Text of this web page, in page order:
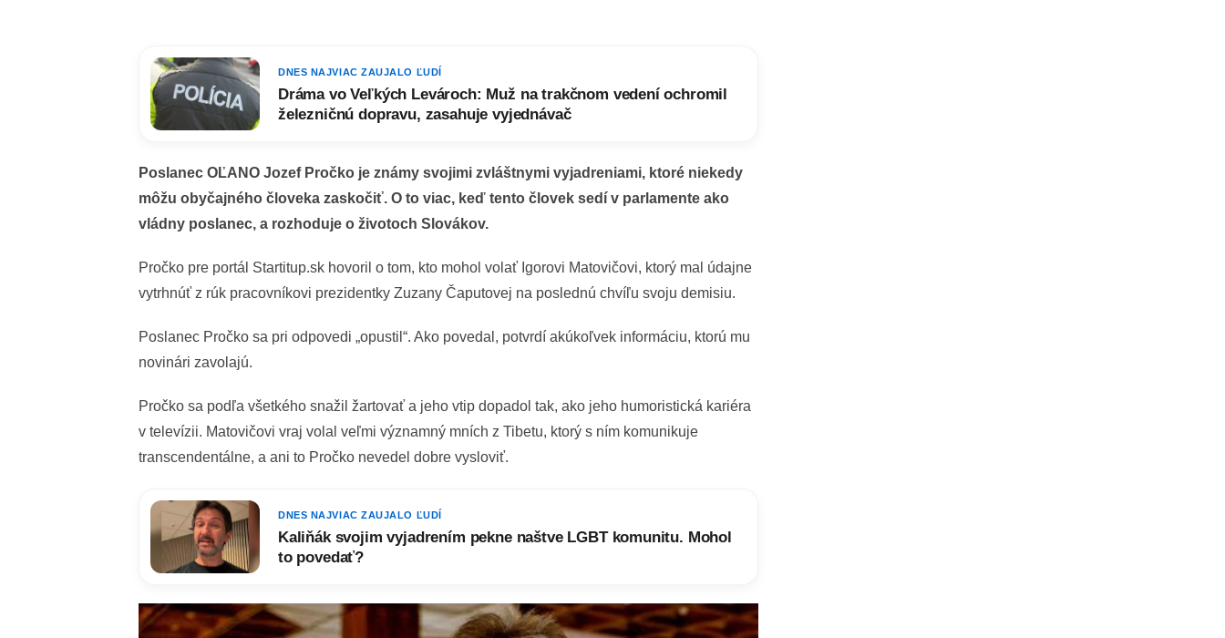
DNES NAJVIAC ZAUJALO ĽUDÍ
Dráma vo Veľkých Levároch: Muž na trakčnom vedení ochromil
železničnú dopravu, zasahuje vyjednávač
Poslanec OĽANO Jozef Pročko je známy svojimi zvláštnymi vyjadreniami, ktoré niekedy
môžu obyčajného človeka zaskočiť. O to viac, keď tento človek sedí v parlamente ako
vládny poslanec, a rozhoduje o životoch Slovákov.
Pročko pre portál Startitup.sk hovoril o tom, kto mohol volať Igorovi Matovičovi, ktorý mal údajne
vytrhnúť z rúk pracovníkovi prezidentky Zuzany Čaputovej na poslednú chvíľu svoju demisiu.
Poslanec Pročko sa pri odpovedi „opustil“. Ako povedal, potvrdí akúkoľvek informáciu, ktorú mu
novinári zavolajú.
Pročko sa podľa všetkého snažil žartovať a jeho vtip dopadol tak, ako jeho humoristická kariéra
v televízii. Matovičovi vraj volal veľmi významný mních z Tibetu, ktorý s ním komunikuje
transcendentálne, a ani to Pročko nevedel dobre vysloviť.
DNES NAJVIAC ZAUJALO ĽUDÍ
Kaliňák svojim vyjadrením pekne naštve LGBT komunitu. Mohol
to povedať?